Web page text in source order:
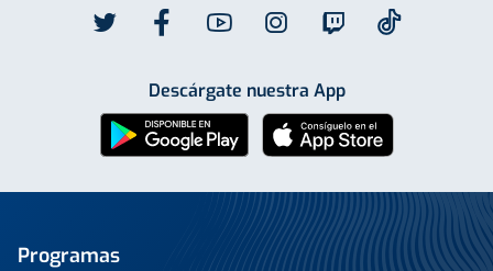
Descárgate nuestra App
Programas